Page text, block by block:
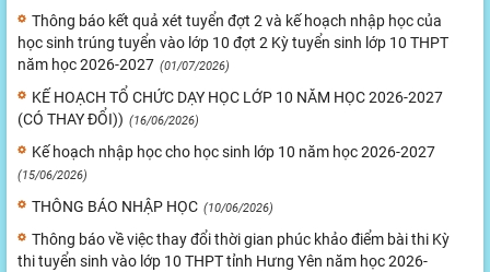
Thông báo kết quả xét tuyển đợt 2 và kế hoạch nhập học của
học sinh trúng tuyển vào lớp 10 đợt 2 Kỳ tuyển sinh lớp 10 THPT
năm học 2026-2027 (01/07/2026)
KẾ HOẠCH TỔ CHỨC DẠY HỌC LỚP 10 NĂM HỌC 2026-2027
(CÓ THAY ĐỔI)) (16/06/2026)
Kế hoạch nhập học cho học sinh lớp 10 năm học 2026-2027
(15/06/2026)
THÔNG BÁO NHẬP HỌC (10/06/2026)
Thông báo về việc thay đổi thời gian phúc khảo điểm bài thi Kỳ
thi tuyển sinh vào lớp 10 THPT tỉnh Hưng Yên năm học 2026-